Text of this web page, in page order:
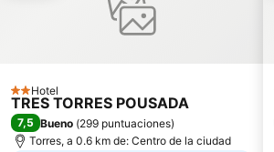
2 Estrellas
Hotel
TRES TORRES POUSADA
7,5 Bueno (299 puntuaciones)
Torres, a 0.6 km de: Centro de la ciudad